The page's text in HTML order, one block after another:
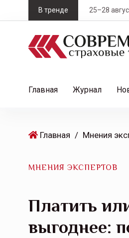
k
В тренде 25–28
Главная Журнал
Главная / Мнения
МНЕНИЯ ЭКСПЕРТОВ
Платить
выгоднее: